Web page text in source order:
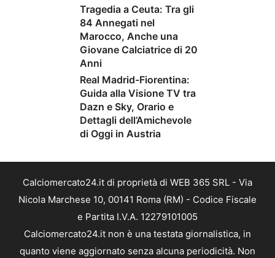
Tragedia a Ceuta: Tra gli
84 Annegati nel
Marocco, Anche una
Giovane Calciatrice di 20
Anni
Real Madrid-Fiorentina:
Guida alla Visione TV tra
Dazn e Sky, Orario e
Dettagli dell’Amichevole
di Oggi in Austria
Calciomercato24.it di proprietà di WEB 365 SRL - Via
Nicola Marchese 10, 00141 Roma (RM) - Codice Fiscale
e Partita I.V.A. 12279101005
Calciomercato24.it non è una testata giornalistica, in
quanto viene aggiornato senza alcuna periodicità. Non